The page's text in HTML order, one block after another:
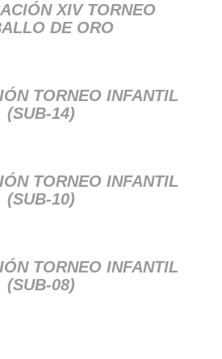
XIV TORNEO
DE ORO
TORNEO INFANTIL
(SUB-14)
TORNEO INFANTIL
(SUB-10)
TORNEO INFANTIL
(SUB-08)